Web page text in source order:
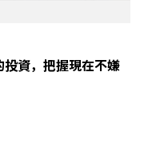
資，把握現在不嫌